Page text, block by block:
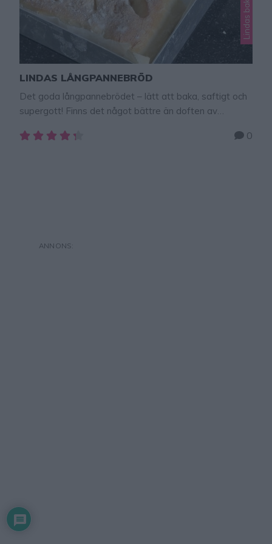
LINDAS LÅNGPANNEBRÖD
Det goda långpannebrödet – lätt att baka, saftigt och
supergott! Finns det något bättre än doften av
långpanna är dessutom ett väldigt smidigast sätt att 0